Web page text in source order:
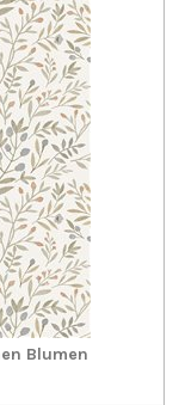
Blumen